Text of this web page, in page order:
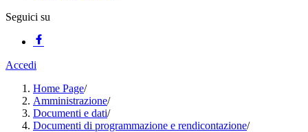
Seguici su
Accedi
Home Page/
Amministrazione/
Documenti e dati/
Documenti di programmazione e rendicontazione/